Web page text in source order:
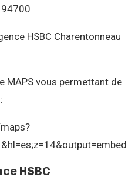
HSBC Charentonneau
MAPS vous permettant de
HSBC